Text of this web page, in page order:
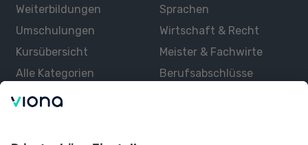
Weiterbildungen
Umschulungen
Kursübersicht
Alle Kategorien
Sprachen
Wirtschaft & Recht
Meister & Fachwirte
Berufsabschlüsse
Über uns